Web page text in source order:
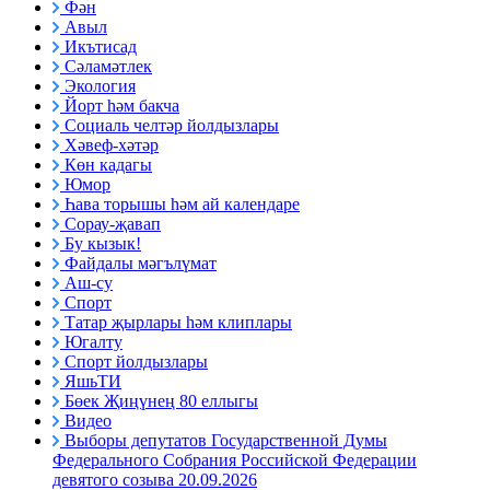
Фән
Авыл
Икътисад
Сәламәтлек
Экология
Йорт һәм бакча
Социаль челтәр йолдызлары
Хәвеф-хәтәр
Көн кадагы
Юмор
Һава торышы һәм ай календаре
Сорау-җавап
Бу кызык!
Файдалы мәгълүмат
Аш-су
Спорт
Татар җырлары һәм клиплары
Югалту
Спорт йолдызлары
ЯшьТИ
Бөек Җиңүнең 80 еллыгы
Видео
Выборы депутатов Государственной Думы
Федерального Собрания Российской Федерации
девятого созыва 20.09.2026